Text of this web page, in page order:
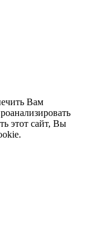
Вам
этот сайт, Вы